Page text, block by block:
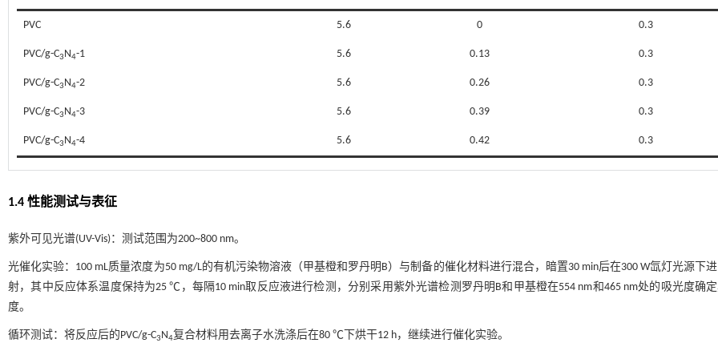
PVC 5.6 0 0.3
PVC/g-C3N4-1 5.6 0.13 0.3
PVC/g-C3N4-2 5.6 0.26 0.3
PVC/g-C3N4-3 5.6 0.39 0.3
PVC/g-C3N4-4 5.6 0.42 0.3
1.4 性能测试与表征
紫外可见光谱(UV-Vis)：测试范围为200~800 nm。
光催化实验：100 mL质量浓度为50 mg/L的有机污染物溶液（甲基橙和罗丹明B）与制备的催化材料进行混合，暗置30 min后在300 W氙灯光源下
射，其中反应体系温度保持为25 ℃，每隔10 min取反应液进行检测，分别采用紫外光谱检测罗丹明B和甲基橙在554 nm和465 nm处的吸光度确
度。
循环测试：将反应后的PVC/g-C3N4复合材料用去离子水洗涤后在80 ℃下烘干12 h，继续进行催化实验。